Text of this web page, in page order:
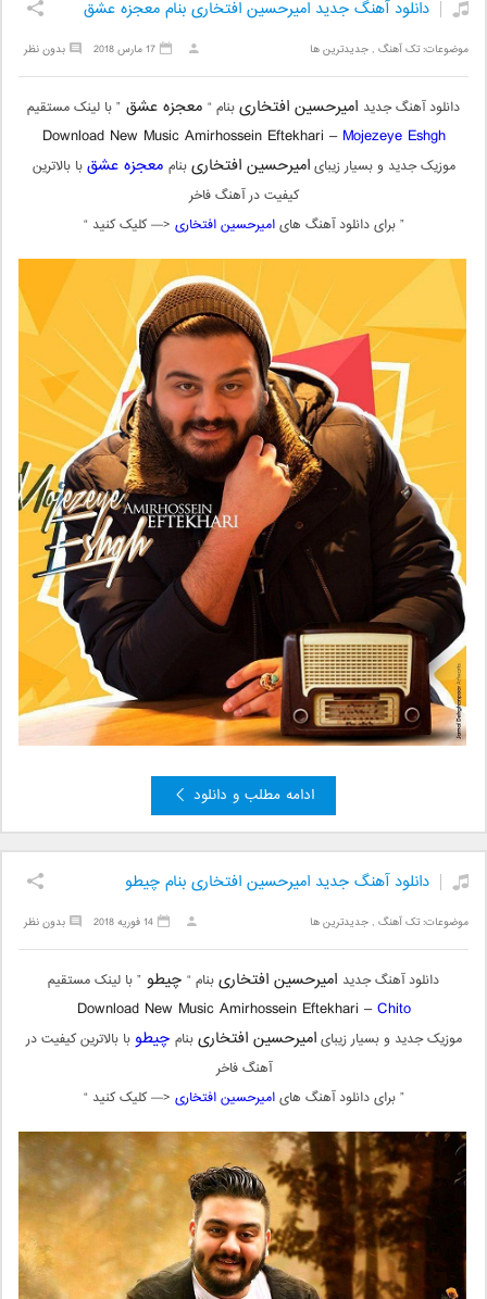
دانلود آهنگ جدید امیرحسین افتخاری بنام معجزه عشق
موضوعات:تک آهنگ ,جدیدترین ها بدون نظر 17 مارس 2018
دانلود آهنگ جدید امیرحسین افتخاریبنام “ معجزه عشق ” با لینک مستقیم
Download New Music Amirhossein Eftekhari – Mojezeye Eshgh
موزیک جدید و بسیار زیبایامیرحسین افتخاریبنام معجزه عشقبا بالاترین
کیفیت در آهنگ فاخر
” برای دانلود آهنگ هایامیرحسین افتخاری <— کلیک کنید “
ادامه مطلب و دانلود
دانلود آهنگ جدید امیرحسین افتخاری بنام چیطو
موضوعات:تک آهنگ ,جدیدترین ها بدون نظر 14 فوریه 2018
دانلود آهنگ جدید امیرحسین افتخاریبنام “ چیطو ” با لینک مستقیم
Download New Music Amirhossein Eftekhari –Chito
موزیک جدید و بسیار زیبایامیرحسین افتخاریبنام چیطو با بالاترین کیفیت در
آهنگ فاخر
” برای دانلود آهنگ هایامیرحسین افتخاری <— کلیک کنید “